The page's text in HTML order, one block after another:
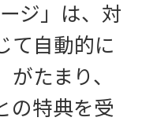
た、確認の結果、
出をお断りさせて
くことがございま
ジ」は、対
て自動的に
がたまり、
の特典を受